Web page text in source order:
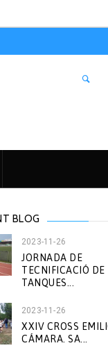
BLOG
2023-11-26
JORNADA DE
TECNIFICACIÓ DE
TANQUES...
2023-11-26
XXIV CROSS
CÁMARA. SA...